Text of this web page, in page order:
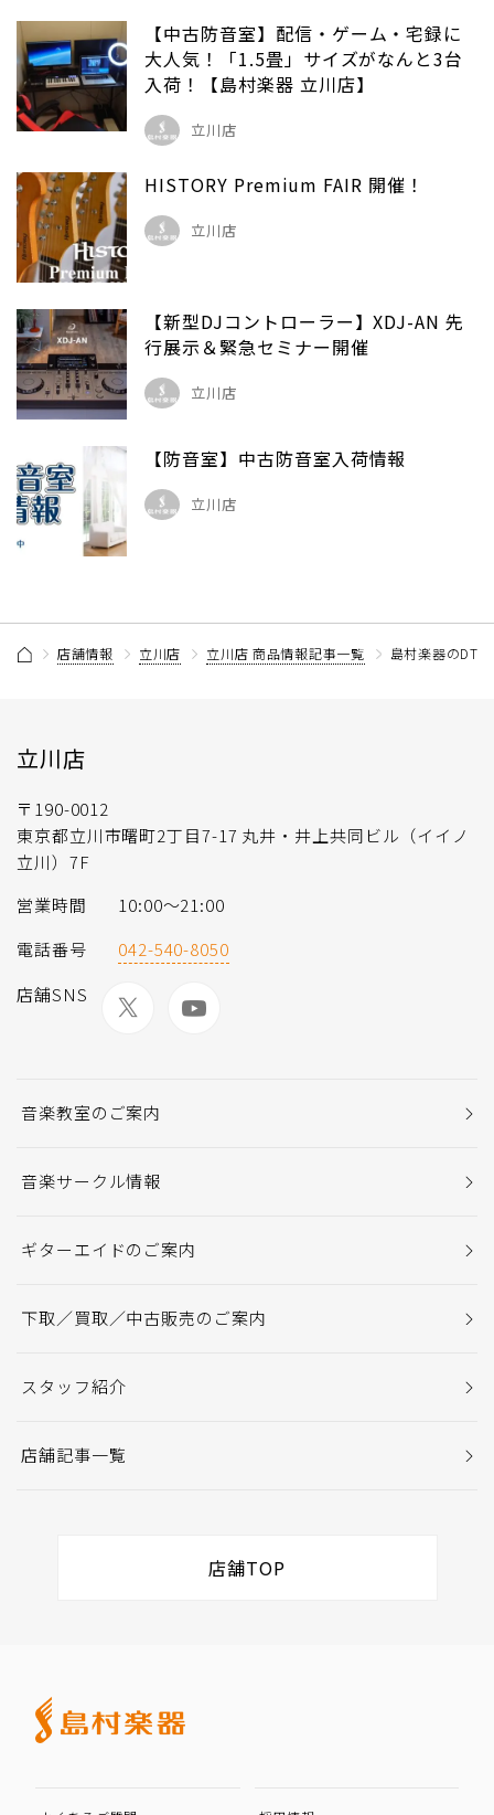
【中古防音室】配信・ゲーム・宅録に
大人気！「1.5畳」サイズがなんと3台
入荷！【島村楽器 立川店】
立川店
HISTORY Premium FAIR 開催！
立川店
【新型DJコントローラー】XDJ-AN 先
行展示＆緊急セミナー開催
立川店
【防音室】中古防音室入荷情報
立川店
店舗情報 立川店 立川店 商品情報記事一覧 島村楽器の
立川店
〒190-0012
東京都立川市曙町2丁目7-17 丸井・井上共同ビル（イイノ
立川）7F
営業時間
10:00～21:00
電話番号
042-540-8050
店舗SNS
音楽教室のご案内
音楽サークル情報
ギターエイドのご案内
下取／買取／中古販売のご案内
スタッフ紹介
店舗記事一覧
店舗TOP